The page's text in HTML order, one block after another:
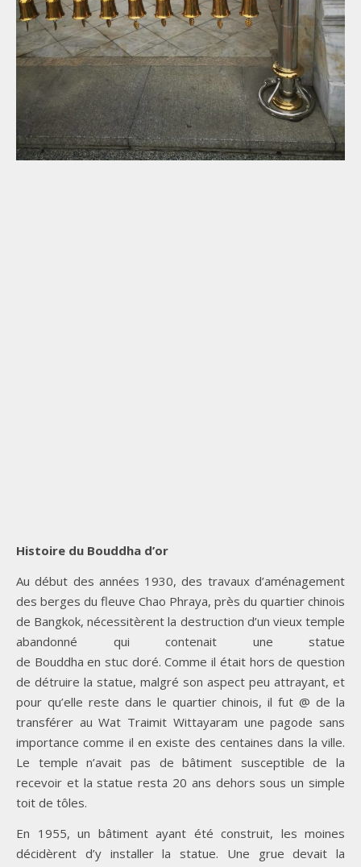
Histoire du Bouddha d’or
Au début des années 1930, des travaux d’aménagement
des berges du fleuve Chao Phraya, près du quartier chinois
de Bangkok, nécessitèrent la destruction d’un vieux temple
abandonné qui contenait une statue
de Bouddha en stuc doré. Comme il était hors de question
de détruire la statue, malgré son aspect peu attrayant, et
pour qu’elle reste dans le quartier chinois, il fut @ de la
transférer au Wat Traimit Wittayaram une pagode sans
importance comme il en existe des centaines dans la ville.
Le temple n’avait pas de bâtiment susceptible de la
recevoir et la statue resta 20 ans dehors sous un simple
toit de tôles.
En 1955, un bâtiment ayant été construit, les moines
décidèrent d’y installer la statue. Une grue devait la